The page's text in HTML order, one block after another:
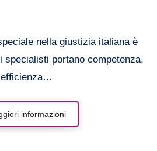
nella giustizia italiana è
specialisti portano competenza,
efficienza…
informazioni